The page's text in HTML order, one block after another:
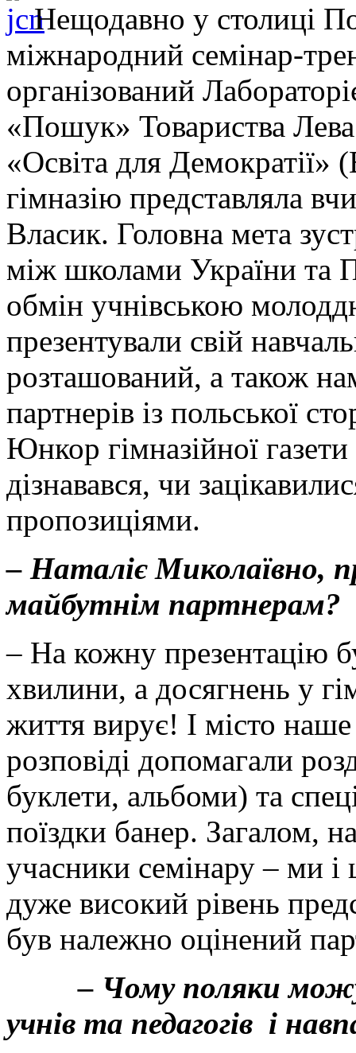
Нещодавно у столиці
міжнародний семінар-
організований
«Пошук» Товариства
«Освіта для
гімназію представляла
Власик. Головна мета
між школами України та
обмін учнівською
презентували свій
розташований, а також
партнерів із польської
Юнкор гімназійної
дізнавався, чи
пропозиціями.
– Наталіє Миколаївно,
майбутнім партнерам?
– На кожну презентацію
хвилини, а досягнень у
життя вирує! І місто
розповіді допомагали
буклети, альбоми) та
поїздки банер. Загалом,
учасники семінару – ми
дуже високий рівень
був належно оцінений
– Чому поляки
учнів та педагогів і